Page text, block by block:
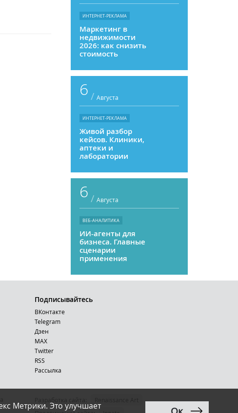
ИНТЕРНЕТ-РЕКЛАМА
Маркетинг в
недвижимости
2026: как снизить
стоимость
увеличить
продажи
6 / Августа
ИНТЕРНЕТ-РЕКЛАМА
Живой разбор
кейсов. Клиники,
аптеки и
лаборатории
6 / Августа
ВЕБ-АНАЛИТИКА
ИИ-агенты для
бизнеса. Главные
сценарии
применения
Метрики. Это улучшает
Подписывайтесь
ВКонтакте
Telegram
Дзен
MAX
Тwitter
RSS
Рассылка